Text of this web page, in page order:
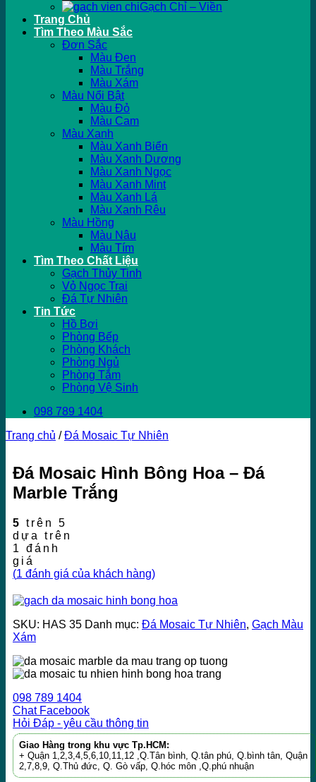
Gạch Chỉ – Viền
Trang Chủ
Tìm Theo Màu Sắc
Đơn Sắc
Màu Đen
Màu Trắng
Màu Xám
Màu Nổi Bật
Màu Đỏ
Màu Cam
Màu Xanh
Màu Xanh Biển
Màu Xanh Dương
Màu Xanh Ngọc
Màu Xanh Mint
Màu Xanh Lá
Màu Xanh Rêu
Màu Hồng
Màu Nâu
Màu Tím
Tìm Theo Chất Liệu
Gạch Thủy Tinh
Vỏ Ngọc Trai
Đá Tự Nhiên
Tin Tức
Hồ Bơi
Phòng Bếp
Phòng Khách
Phòng Ngủ
Phòng Tắm
Phòng Vệ Sinh
098 789 1404
Trang chủ / Đá Mosaic Tự Nhiên
Đá Mosaic Hình Bông Hoa – Đá
Marble Trắng
5 trên 5
dựa trên
1
đánh
giá
(1 đánh giá của khách hàng)
SKU: HAS 35 Danh mục: Đá Mosaic Tự Nhiên, Gạch Màu
Xám
098 789 1404
Chat Facebook
Hỏi Đáp - yêu cầu thông tin
Giao Hàng trong khu vực Tp.HCM:
+ Quận 1,2,3,4,5,6,10,11,12 ,Q.Tân bình, Q.tân phú, Q.bình tân, Quận
2,7,8,9, Q.Thủ đức, Q. Gò vấp, Q.hóc môn ,Q.phú nhuận